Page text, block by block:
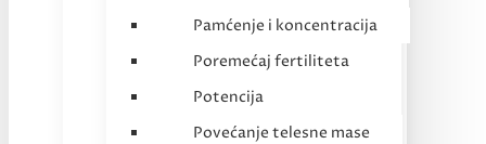
Pamćenje i koncentracija
Poremećaj fertiliteta
Potencija
Povećanje telesne mase